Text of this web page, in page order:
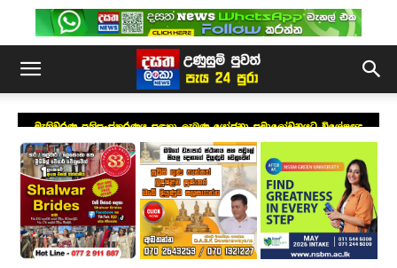
මැතිවරණ ප්‍රතිසංස්කරණය සඳහා ලැබුණු යෝජනා සමාලෝචනයට විශේෂඥ
මණ්ඩලයක්